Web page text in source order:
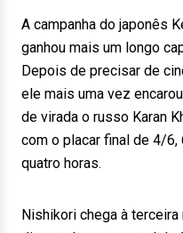
A campanha do japonês
ganhou mais um longo
Depois de precisar de
ele mais uma vez
de virada o russo Karan
com o placar final de 4/
quatro horas.
Nishikori chega à